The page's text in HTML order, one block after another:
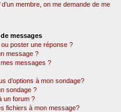
d’un membre, on me demande de me
messages
poster une réponse ?
message ?
messages ?
d’options à mon sondage?
sondage ?
un forum ?
fichiers à mon message?